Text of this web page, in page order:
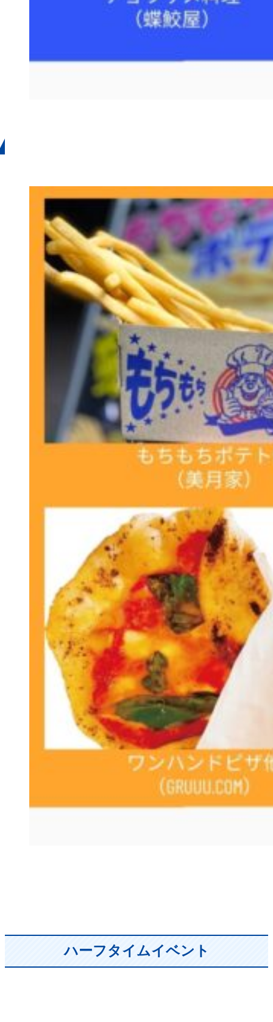
ハーフタイムイベント